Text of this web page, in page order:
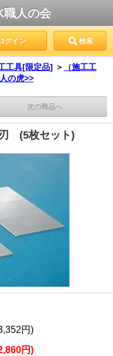
職人の会
グイン 検索
工具[限定品] ＞
（施工工
の虎>>
次の商品へ
刃 (5枚セット)
円)
円)